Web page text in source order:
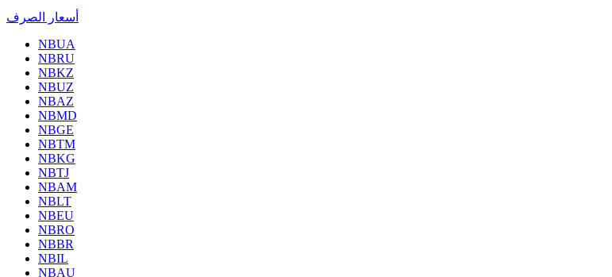
أسعار الصرف
NBUA
NBRU
NBKZ
NBUZ
NBAZ
NBMD
NBGE
NBTM
NBKG
NBTJ
NBAM
NBLT
NBEU
NBRO
NBBR
NBIL
NBAU